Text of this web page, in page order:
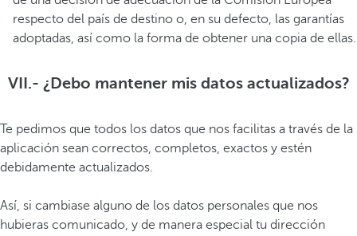
respecto del país de destino o, en su defecto, las garantías
adoptadas, así como la forma de obtener una copia de ellas.
VII.- ¿Debo mantener mis datos actualizados?
Te pedimos que todos los datos que nos facilitas a través de la
aplicación sean correctos, completos, exactos y estén
debidamente actualizados.
Así, si cambiase alguno de los datos personales que nos
hubieras comunicado, y de manera especial tu dirección